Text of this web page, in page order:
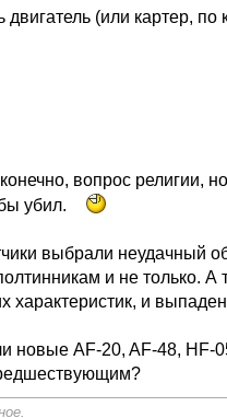
(или картер,
вопрос религии,
убил.
выбрали неудачный
и не только.
характеристик, и
новые AF-20, AF-48, HF-